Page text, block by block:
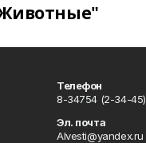
Телефон
8-34754 (2-34-45)
Эл. почта
Alvesti@yandex.ru